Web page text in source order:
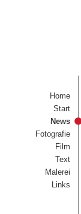
Home
Start
News
Fotografie
Film
Text
Malerei
Links